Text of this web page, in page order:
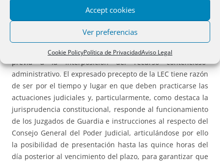
Accept cookies
Ver preferencias
Cookie PolicyPolítica de PrivacidadAviso Legal
Pese a su denominación, los Tribunales Económico-
Administrativos son auténticos órganos administrativos y la
reclamación económico- administrativa contra actos de
naturaleza tributaria constituye una vía administrativa
previa a la interposición del recurso contencioso-
administrativo. El expresado precepto de la LEC tiene razón
de ser por el tiempo y lugar en que deben practicarse las
actuaciones judiciales y, particularmente, como destaca la
jurisprudencia constitucional, responde al funcionamiento
de los Juzgados de Guardia e instrucciones al respecto del
Consejo General del Poder Judicial, articulándose por ello
la posibilidad de presentación hasta las quince horas del
día posterior al vencimiento del plazo, para garantizar que